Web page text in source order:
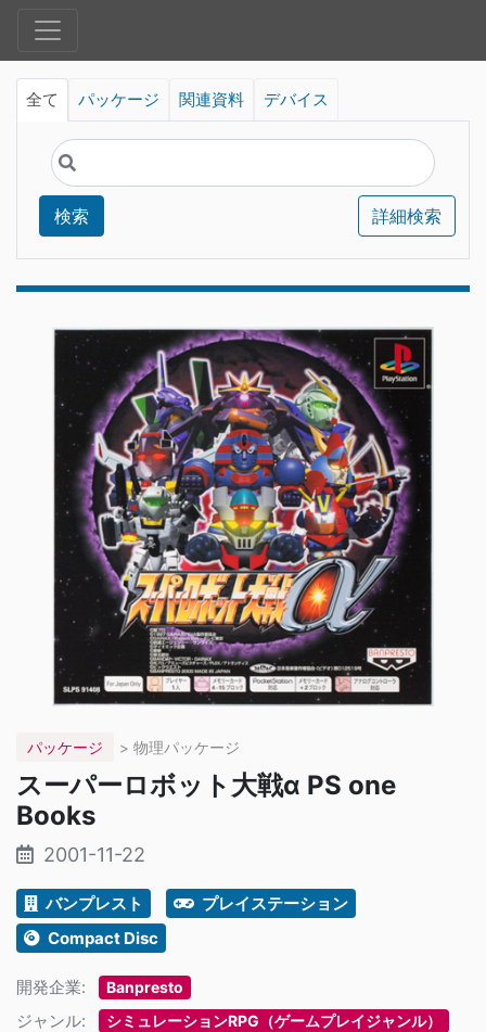
全て パッケージ 関連資料 デバイス
検索 詳細検索
パッケージ > 物理パッケージ
スーパーロボット大戦α PS one
Books
2001-11-22
バンプレスト
プレイステーション
Compact Disc
開発企業: Banpresto
ジャンル: シミュレーションRPG（ゲームプレイジャンル）